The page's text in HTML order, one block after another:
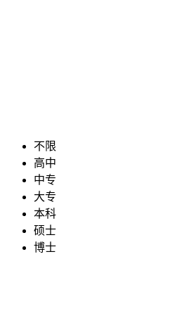
不限
高中
中专
大专
本科
硕士
博士